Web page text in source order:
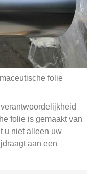
folie
folie is gemaakt van
u niet alleen uw
​​aan een